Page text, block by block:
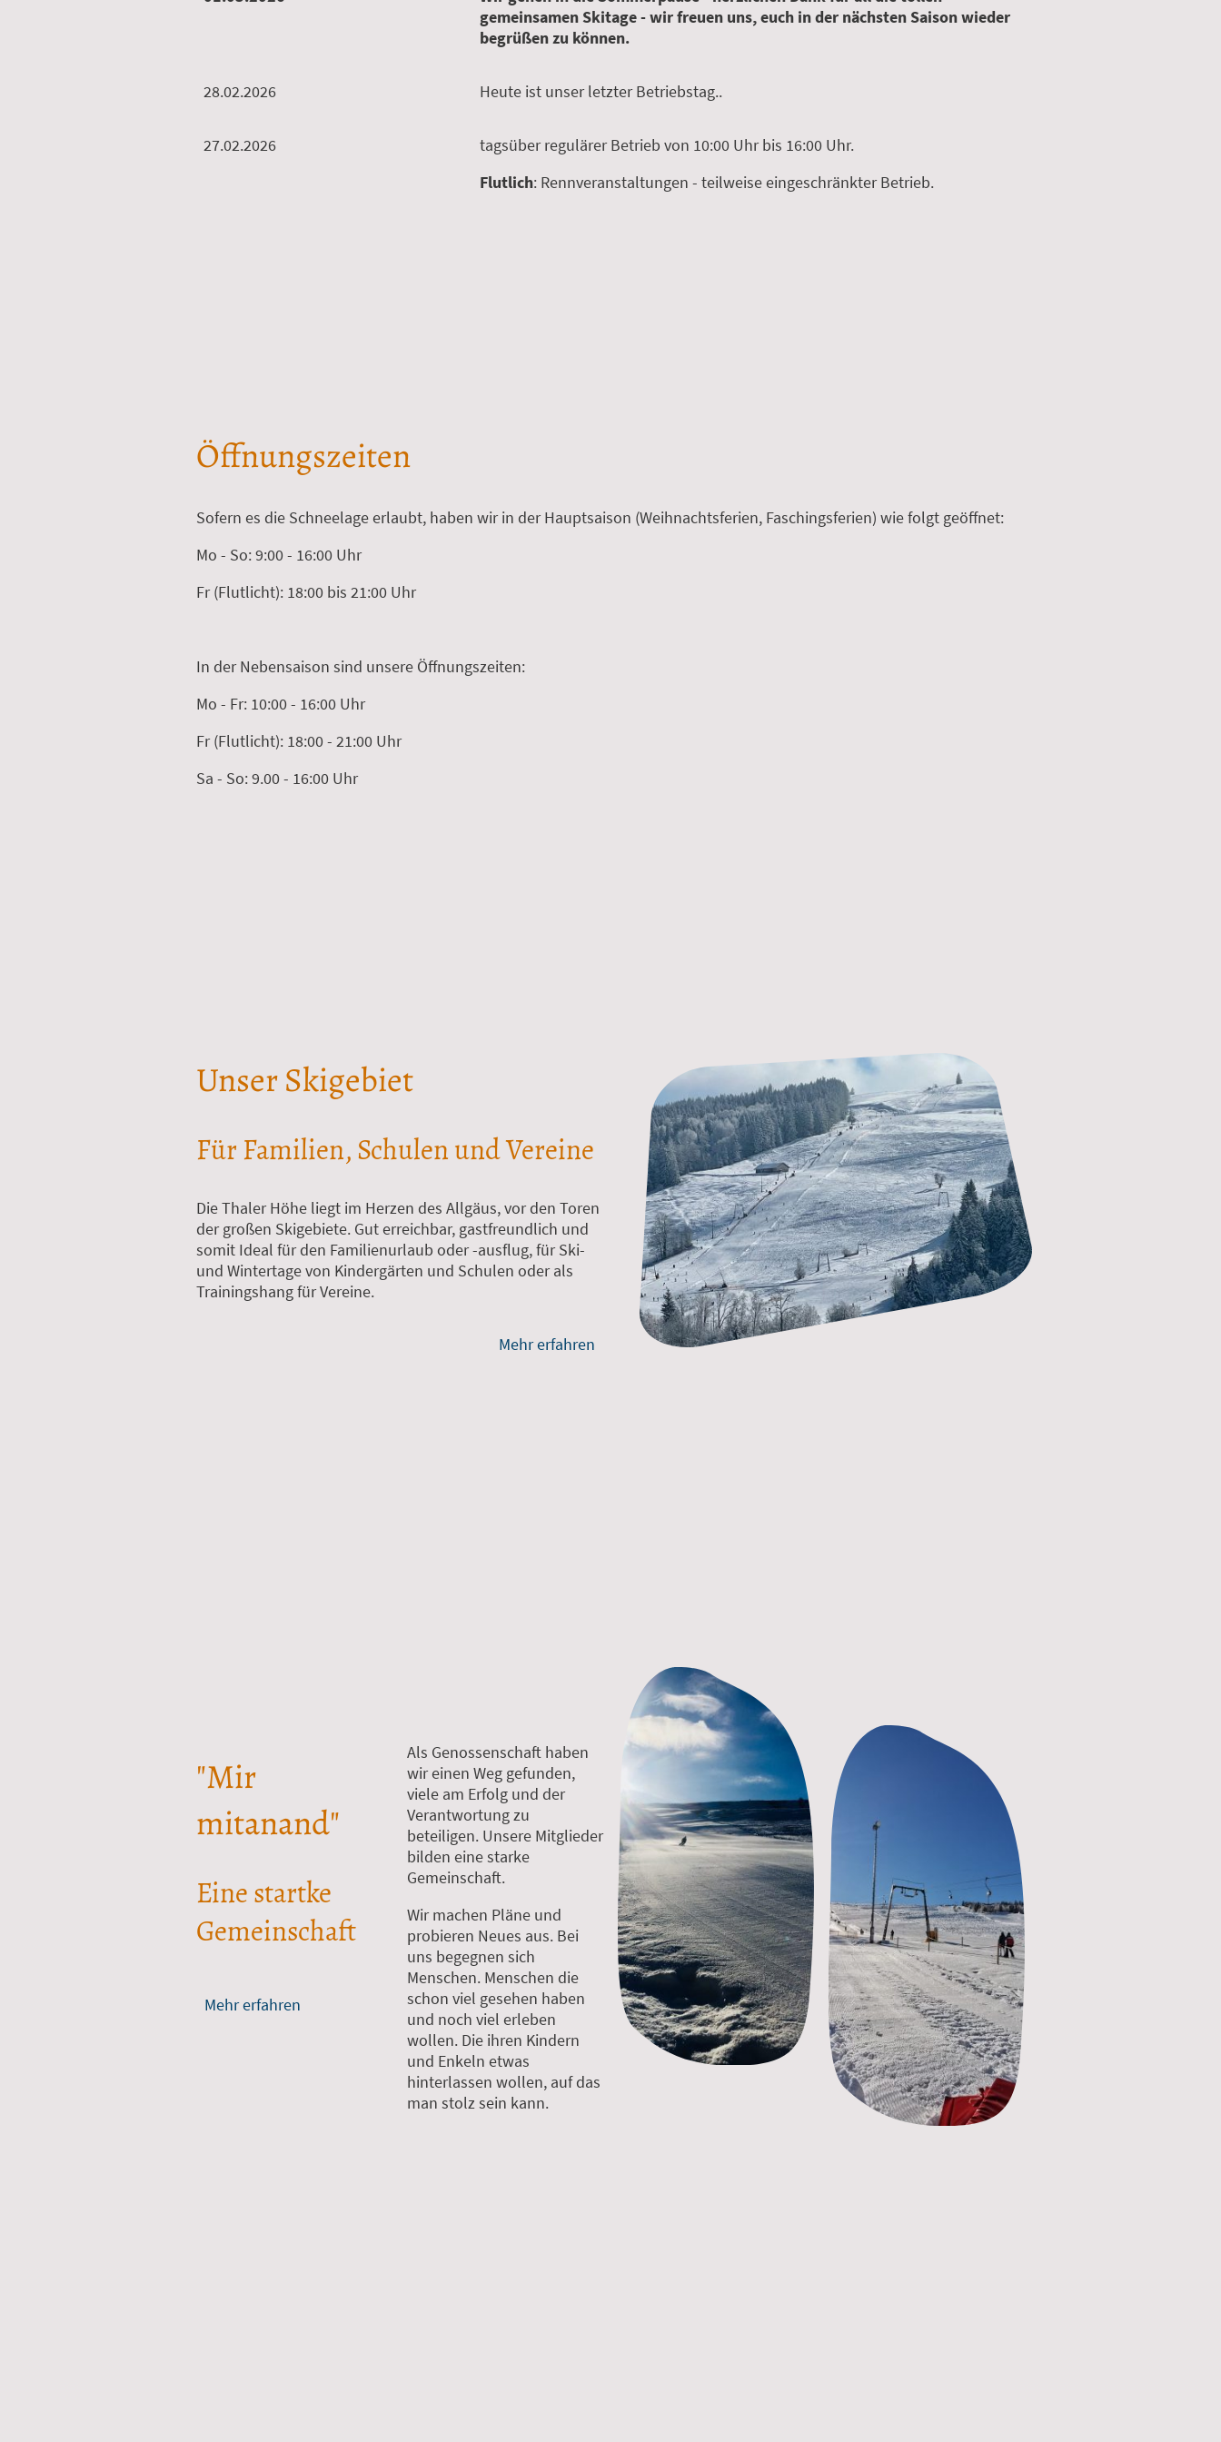
gemeinsamen Skitage - wir freuen uns, euch in der nächsten Saison wieder
begrüßen zu können.
28.02.2026 Heute ist unser letzter Betriebstag..
27.02.2026
tagsüber regulärer Betrieb von 10:00 Uhr bis 16:00 Uhr.
Flutlich: Rennveranstaltungen - teilweise eingeschränkter Betrieb.
Öffnungszeiten
Sofern es die Schneelage erlaubt, haben wir in der Hauptsaison (Weihnachtsferien, Faschingsferien) wie folgt geöffnet:
Mo - So: 9:00 - 16:00 Uhr
Fr (Flutlicht): 18:00 bis 21:00 Uhr
In der Nebensaison sind unsere Öffnungszeiten:
Mo - Fr: 10:00 - 16:00 Uhr
Fr (Flutlicht): 18:00 - 21:00 Uhr
Sa - So: 9.00 - 16:00 Uhr
Unser Skigebiet
Für Familien, Schulen und Vereine
Die Thaler Höhe liegt im Herzen des Allgäus, vor den Toren
der großen Skigebiete. Gut erreichbar, gastfreundlich und
somit Ideal für den Familienurlaub oder -ausflug, für Ski-
und Wintertage von Kindergärten und Schulen oder als
Trainingshang für Vereine.
Mehr erfahren
"Mir
mitanand"
Eine startke
Gemeinschaft
Mehr erfahren
Als Genossenschaft haben
wir einen Weg gefunden,
viele am Erfolg und der
Verantwortung zu
beteiligen. Unsere Mitglieder
bilden eine starke
Gemeinschaft.
Wir machen Pläne und
probieren Neues aus. Bei
uns begegnen sich
Menschen. Menschen die
schon viel gesehen haben
und noch viel erleben
wollen. Die ihren Kindern
und Enkeln etwas
hinterlassen wollen, auf das
man stolz sein kann.